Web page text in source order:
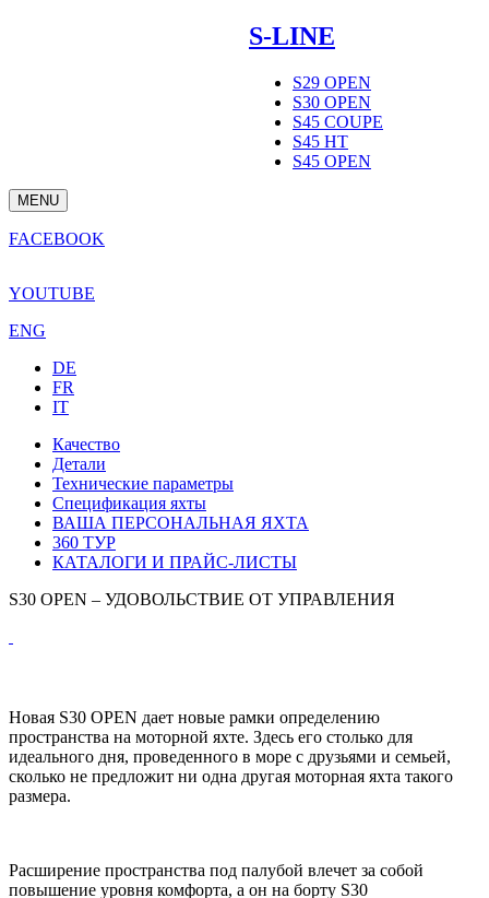
S-LINE
S29 OPEN
S30 OPEN
S45 COUPE
S45 HT
S45 OPEN
MENU
FACEBOOK
YOUTUBE
ENG
DE
FR
IT
Качество
Детали
Технические параметры
Спецификация яхты
ВАША ПЕРСОНАЛЬНАЯ ЯХТА
360 ТУР
КАТАЛОГИ И ПРАЙС-ЛИСТЫ
S30 OPEN – УДОВОЛЬСТВИЕ ОТ УПРАВЛЕНИЯ
Новая S30 OPEN дает новые рамки определению
пространства на моторной яхте. Здесь его столько для
идеального дня, проведенного в море с друзьями и семьей,
сколько не предложит ни одна другая моторная яхта такого
размера.
Расширение пространства под палубой влечет за собой
повышение уровня комфорта, а он на борту S30